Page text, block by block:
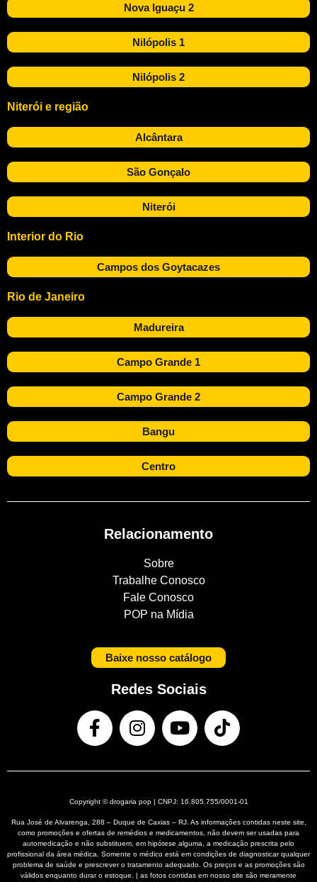
Nova Iguaçu 2
Nilópolis 1
Nilópolis 2
Niterói e região
Alcântara
São Gonçalo
Niterói
Interior do Rio
Campos dos Goytacazes
Rio de Janeiro
Madureira
Campo Grande 1
Campo Grande 2
Bangu
Centro
Relacionamento
Sobre
Trabalhe Conosco
Fale Conosco
POP na Mídia
Baixe nosso catálogo
Redes Sociais
Copyright © drogaria pop | CNPJ: 16.805.755/0001-01
Rua José de Alvarenga, 288 – Duque de Caxias – RJ. As informações contidas neste site,
como promoções e ofertas de remédios e medicamentos, não devem ser usadas para
automedicação e não substituem, em hipótese alguma, a medicação prescrita pelo
profissional da área médica. Somente o médico está em condições de diagnosticar qualquer
problema de saúde e prescrever o tratamento adequado. Os preços e as promoções são
válidos enquanto durar o estoque. | as fotos contidas em nosso site são meramente